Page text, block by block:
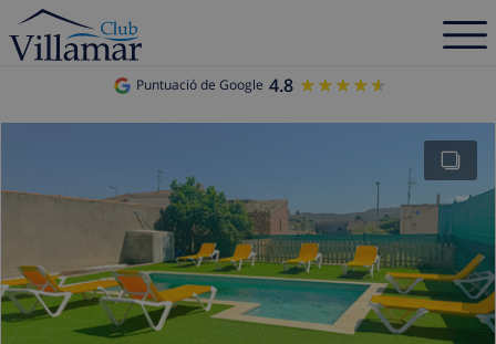
Puntuació de Google 4.8 ★★★★★
★★★★★